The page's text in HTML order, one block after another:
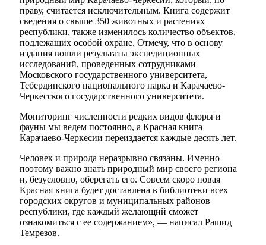
праву, считается исключительным. Книга содержит
сведения о свыше 350 животных и растениях
республики, также изменилось количество объектов,
подлежащих особой охране. Отмечу, что в основу
издания вошли результаты экспедиционных
исследований, проведенных сотрудниками
Московского государственного университета,
Тебердинского национального парка и Карачаево-
Черкесского государственного университета.
Мониторинг численности редких видов флоры и
фауны мы ведем постоянно, а Красная книга
Карачаево-Черкесии переиздается каждые десять лет.
Человек и природа неразрывно связаны. Именно
поэтому важно знать природный мир своего региона
и, безусловно, оберегать его. Совсем скоро новая
Красная книга будет доставлена в библиотеки всех
городских округов и муниципальных районов
республики, где каждый желающий сможет
ознакомиться с ее содержанием», — написал Рашид
Темрезов.
Мэр